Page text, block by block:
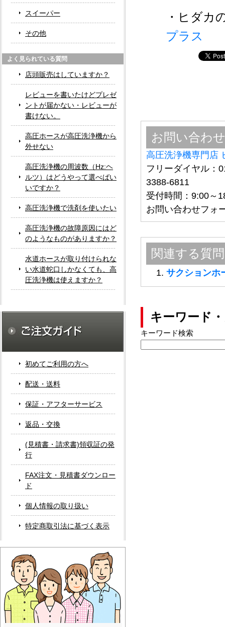
・ヒダ
プラス
お問い合わ
高圧洗浄機専門店
フリーダイヤル：
3388-6811
受付時間：9:00～
お問い合わせフォ
関連する質問
サクションホ
キーワード
キーワード検索
スイーパー
その他
よく見られている質問
店頭販売はしていますか？
レビューを書いたけどプレゼ
ントが届かない・レビューが
書けない。
高圧ホースが高圧洗浄機から
外せない
高圧洗浄機の周波数（Hz:ヘ
ルツ）はどうやって選べばい
いですか？
高圧洗浄機で洗剤を使いたい
高圧洗浄機の故障原因にはど
のようなものがありますか？
水道ホースが取り付けられな
い水道蛇口しかなくても、高
圧洗浄機は使えますか？
初めてご利用の方へ
配送・送料
保証・アフターサービス
返品・交換
(見積書・請求書)領収証の発
行
FAX注文・見積書ダウンロー
ド
個人情報の取り扱い
特定商取引法に基づく表示